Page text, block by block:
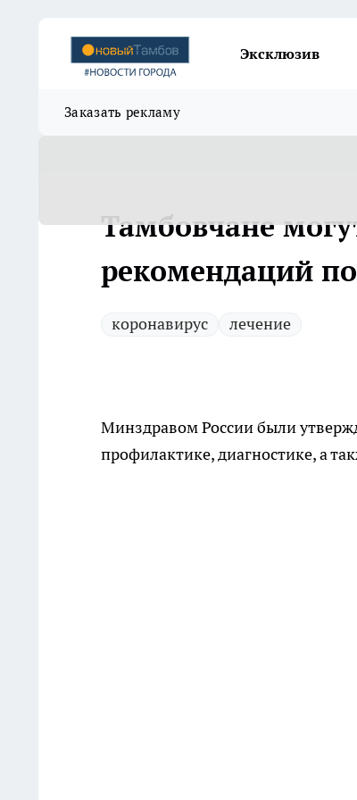
Эксклюзив
Заказать рекламу
Тамбовчане
рекомендаций
коронавирус лечение
Минздравом России были
профилактике, диагностике, а